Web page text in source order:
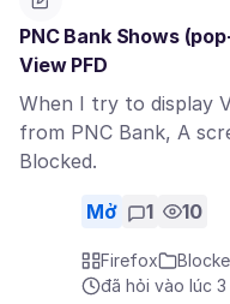
PNC Bank Shows
View PFD
When I try to display
from PNC Bank, A
Blocked.
Mở 1 10
Firefox
đã hỏi vào lúc